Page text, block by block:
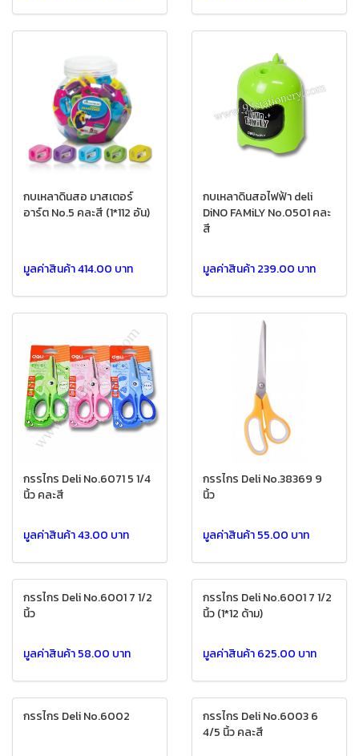
กบเหลาดินสอ มาสเตอร์
อาร์ต No.5 คละสี (1*112 อัน)
มูลค่าสินค้า 414.00 บาท
กบเหลาดินสอไฟฟ้า deli
DiNO FAMiLY No.0501 คละ
สี
มูลค่าสินค้า 239.00 บาท
กรรไกร Deli No.6071 5 1/4
นิ้ว คละสี
มูลค่าสินค้า 43.00 บาท
กรรไกร Deli No.38369 9
นิ้ว
มูลค่าสินค้า 55.00 บาท
กรรไกร Deli No.6001 7 1/2
นิ้ว
มูลค่าสินค้า 58.00 บาท
กรรไกร Deli No.6001 7 1/2
นิ้ว (1*12 ด้าม)
มูลค่าสินค้า 625.00 บาท
กรรไกร Deli No.6002
กรรไกร Deli No.6003 6
4/5 นิ้ว คละสี